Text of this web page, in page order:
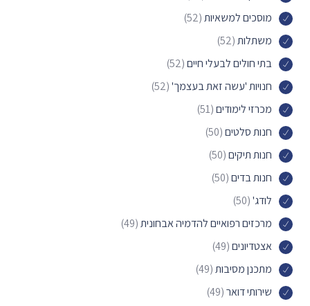
מוסכים למשאיות(52)
משתלות(52)
בתי חולים לבעלי חיים(52)
חנויות 'עשה זאת בעצמך'(52)
מכרזי לימודים(51)
חנות סלטים(50)
חנות תיקים(50)
חנות בדים(50)
לודג'(50)
מרכזים רפואיים להדמיה אבחונית(49)
אצטדיונים(49)
מתכנן מסיבות(49)
שירותי דואר(49)